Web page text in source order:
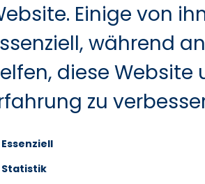
Elektr.
ABS
Einige von
während
diese Website
zu
Essenziell
Statistik